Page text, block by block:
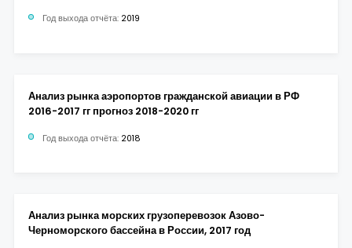
Год выхода отчёта: 2019
Анализ рынка аэропортов гражданской авиации в РФ
2016-2017 гг прогноз 2018-2020 гг
Год выхода отчёта: 2018
Анализ рынка морских грузоперевозок Азово-
Черноморского бассейна в России, 2017 год